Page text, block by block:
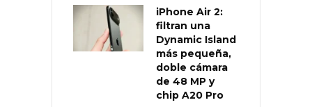
iPhone Air 2:
filtran una
Dynamic Island
más pequeña,
doble cámara
de 48 MP y
chip A20 Pro